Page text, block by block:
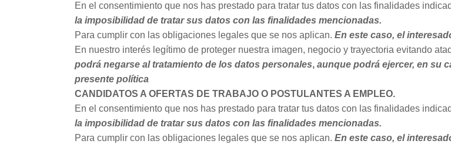
En el consentimiento que nos has prestado para tratar tus datos con las finalidades
la imposibilidad de tratar sus datos con las finalidades mencionadas.
Para cumplir con las obligaciones legales que se nos aplican. En este caso, el
En nuestro interés legítimo de proteger nuestra imagen, negocio y trayectoria evitando
podrá negarse al tratamiento de los datos personales, aunque podrá ejercer, en su
presente política
CANDIDATOS A OFERTAS DE TRABAJO O POSTULANTES A EMPLEO.
En el consentimiento que nos has prestado para tratar tus datos con las finalidades
la imposibilidad de tratar sus datos con las finalidades mencionadas.
Para cumplir con las obligaciones legales que se nos aplican. En este caso, el